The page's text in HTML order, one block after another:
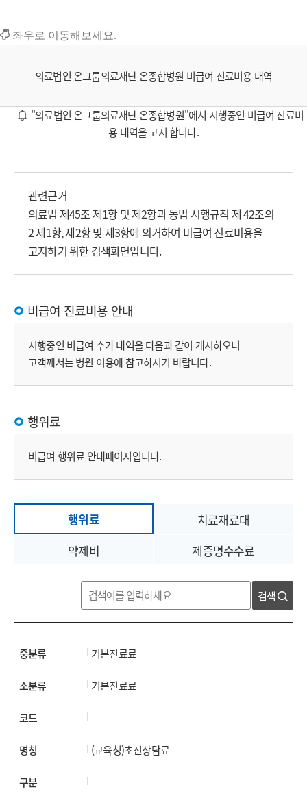
좌우로 이동해보세요.